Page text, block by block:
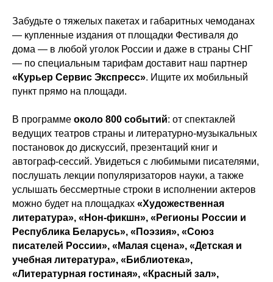
Забудьте о тяжелых пакетах и габаритных чемоданах
— купленные издания от площадки Фестиваля до
дома — в любой уголок России и даже в страны СНГ
— по специальным тарифам доставит наш партнер
«Курьер Сервис Экспресс». Ищите их мобильный
пункт прямо на площади.
В программе около 800 событий: от спектаклей
ведущих театров страны и литературно-музыкальных
постановок до дискуссий, презентаций книг и
автограф-сессий. Увидеться с любимыми писателями,
послушать лекции популяризаторов науки, а также
услышать бессмертные строки в исполнении актеров
можно будет на площадках «Художественная
литература», «Нон-фикшн», «Регионы России и
Республика Беларусь», «Поэзия», «Союз
писателей России», «Малая сцена», «Детская и
учебная литература», «Библиотека»,
«Литературная гостиная», «Красный зал»,